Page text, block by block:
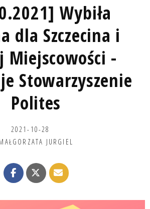
Wybiła
dla Szczecina i
Miejscowości -
Stowarzyszenie
Polites
2021-10-28
JURGIEL